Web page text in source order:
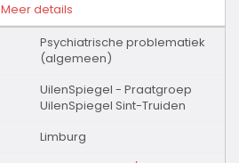
Meer details
Psychiatrische problematiek
(algemeen)
UilenSpiegel - Praatgroep
UilenSpiegel Sint-Truiden
Limburg